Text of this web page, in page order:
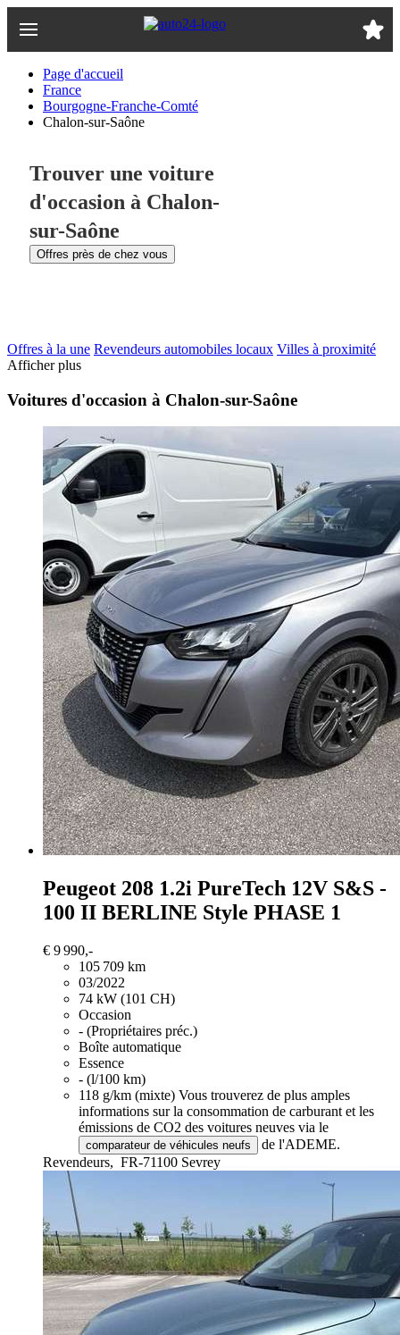
au
Page d'accueil
France
Bourgogne-Franche-Comté
Chalon-sur-Saône
Trouver une voiture
d'occasion à Chalon-
sur-Saône
Offres près de chez vous
Offres à la une Revendeurs automobiles locaux Villes à proximité
Afficher plus
Voitures d'occasion à Chalon-sur-Saône
Peugeot 208 1.2i PureTech 12V S&S -
100 II BERLINE Style PHASE 1
€ 9 990,-
105 709 km
03/2022
74 kW (101 CH)
Occasion
- (Propriétaires préc.)
Boîte automatique
Essence
- (l/100 km)
118 g/km (mixte) Vous trouverez de plus amples
informations sur la consommation de carburant et les
émissions de CO2 des voitures neuves via le
comparateur de véhicules neufs
de l'ADEME.
Revendeurs, FR-71100 Sevrey